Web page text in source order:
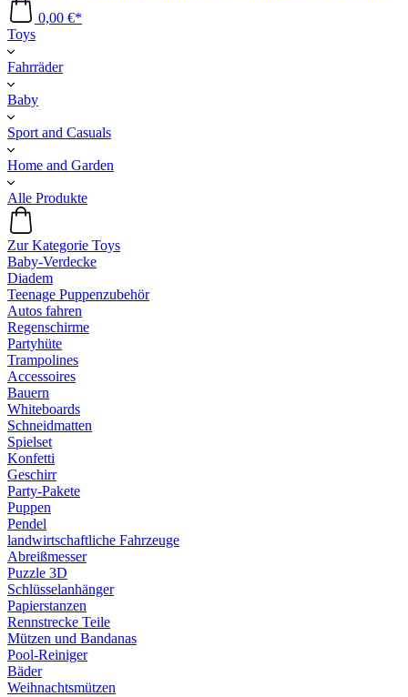
0,00 €*
Toys
Fahrräder
Baby
Sport and Casuals
Home and Garden
Alle Produkte
Zur Kategorie Toys
Baby-Verdecke
Diadem
Teenage Puppenzubehör
Autos fahren
Regenschirme
Partyhüte
Trampolines
Accessoires
Bauern
Whiteboards
Schneidmatten
Spielset
Konfetti
Geschirr
Party-Pakete
Puppen
Pendel
landwirtschaftliche Fahrzeuge
Abreißmesser
Puzzle 3D
Schlüsselanhänger
Papierstanzen
Rennstrecke Teile
Mützen und Bandanas
Pool-Reiniger
Bäder
Weihnachtsmützen